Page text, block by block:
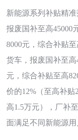
新能源系列补贴精
报废国补至高45000
8000元，综合补贴
货车，报废国补至高
元，综合补贴至高
价的12%（至高补
高1.5万元），厂补
面满足不同新能源用